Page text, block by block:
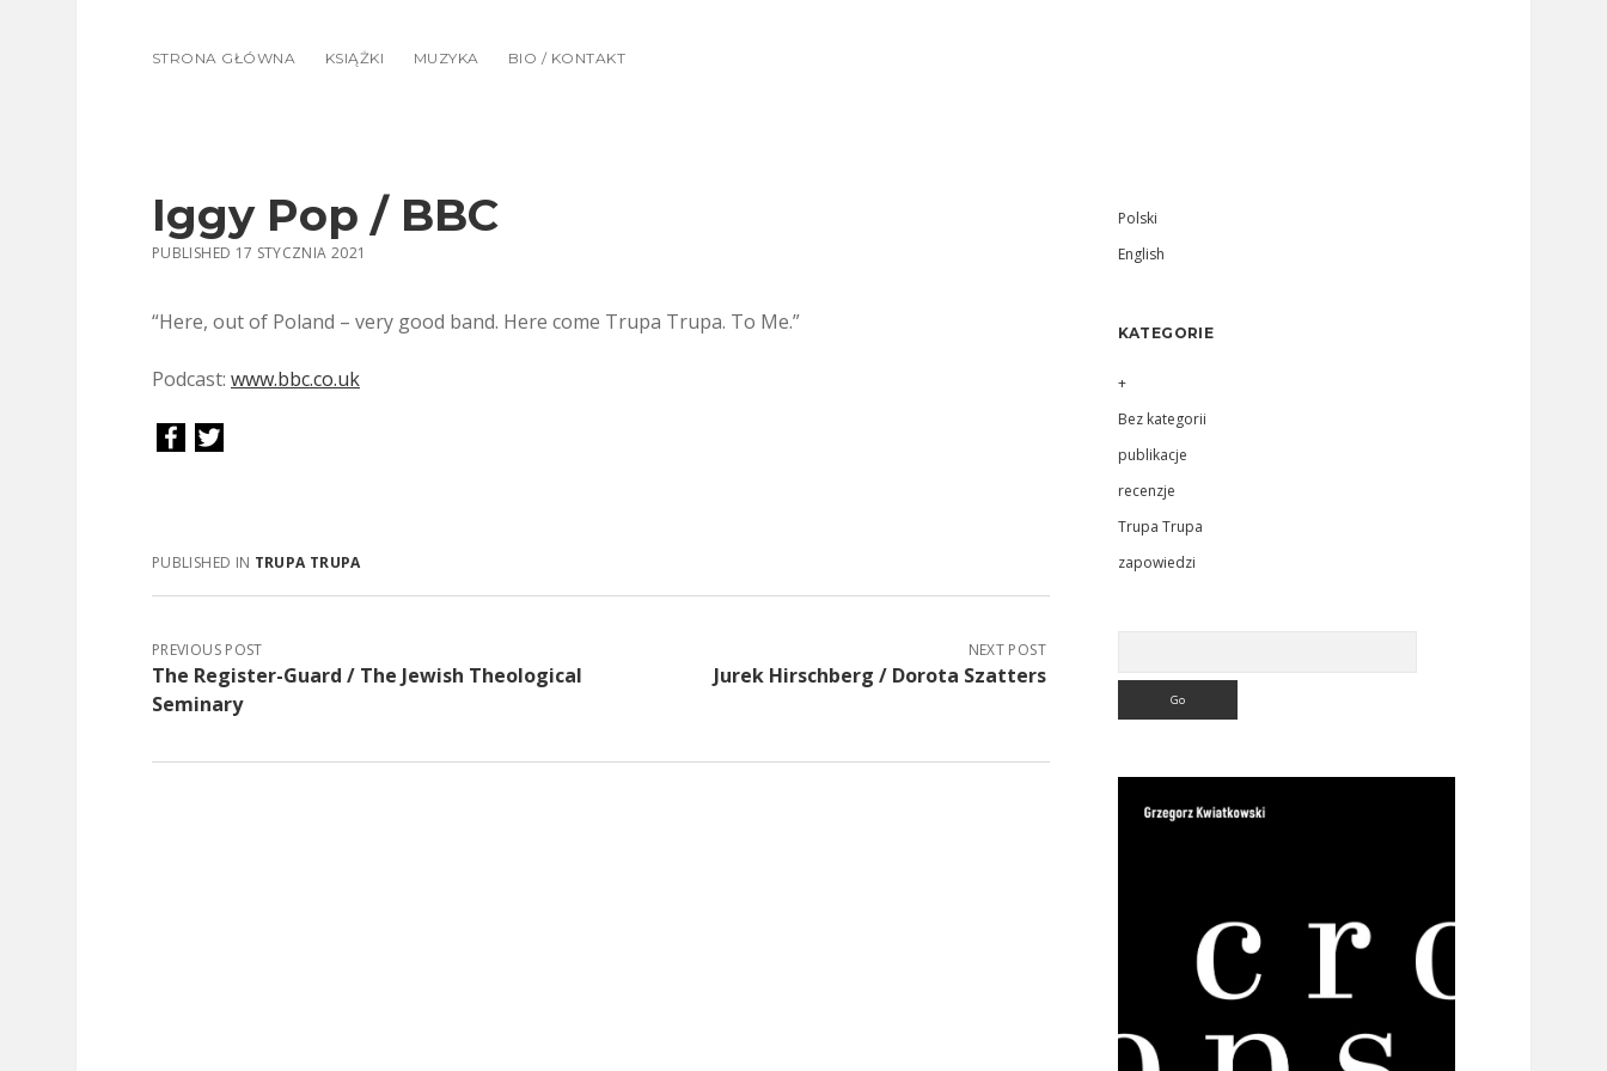
STRONA GŁÓWNA KSIĄŻKI MUZYKA BIO / KONTAKT
Iggy Pop / BBC
PUBLISHED 17 STYCZNIA 2021
“Here, out of Poland – very good band. Here come Trupa Trupa. To Me.”
Podcast: www.bbc.co.uk
PUBLISHED IN TRUPA TRUPA
PREVIOUS POST
The Register-Guard / The Jewish Theological
Seminary
NEXT POST
Jurek Hirschberg / Dorota Szatters
Sidebar
Polski
English
KATEGORIE
+
Bez kategorii
publikacje
recenzje
Trupa Trupa
zapowiedzi